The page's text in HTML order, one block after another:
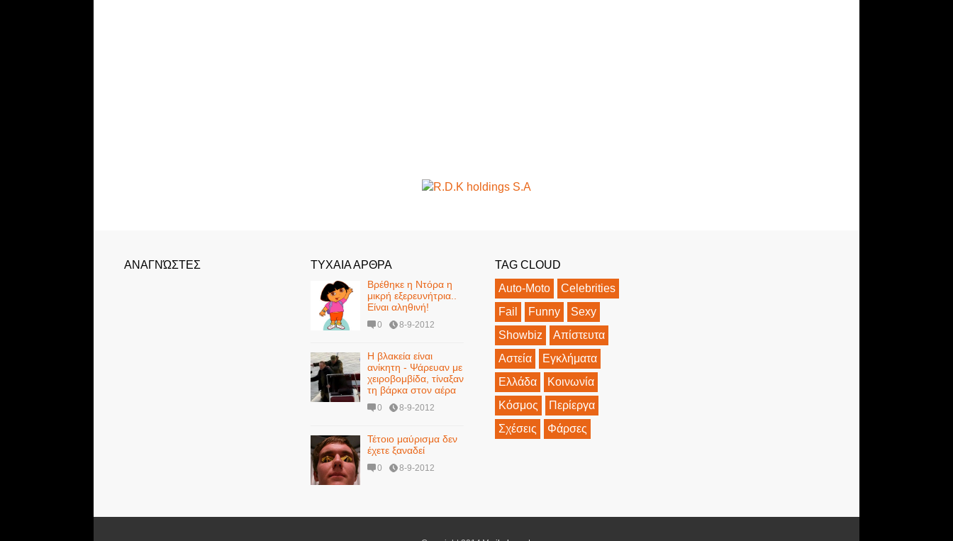
ΑΝΑΓΝΏΣΤΕΣ ΤΥΧΑΙΑ ΑΡΘΡΑ
Βρέθηκε η Ντόρα η
μικρή εξερευνήτρια..
Είναι αληθινή!
0 8-9-2012
H βλακεία είναι
ανίκητη - Ψάρευαν με
χειροβομβίδα, τίναξαν
τη βάρκα στον αέρα
0 8-9-2012
Τέτοιο μαύρισμα δεν
έχετε ξαναδεί
0 8-9-2012
TAG CLOUD
Auto-Moto
Celebrities
Fail
Funny
Sexy
Showbiz
Απίστευτα
Αστεία
Εγκλήματα
Ελλάδα
Κοινωνία
Κόσμος
Περίεργα
Σχέσεις
Φάρσες